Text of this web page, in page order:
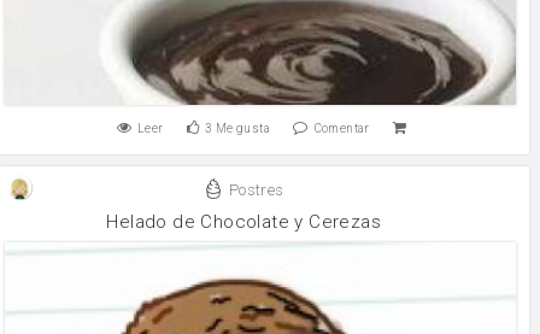
Leer 3 Me gusta Comentar
Postres
Helado de Chocolate y Cerezas